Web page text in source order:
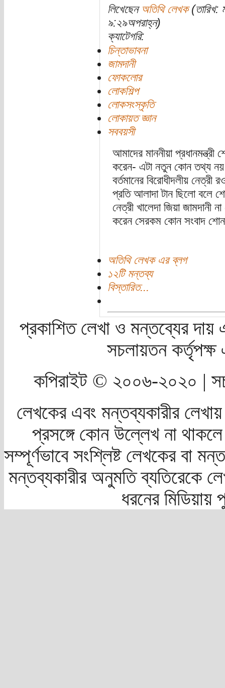
লিখেছেন অতিথি লেখক(তারিখ:
৯:২৯অপরাহ্ন)
ক্যাটেগরি:
চিন্তাভাবনা
জামদানী
ফোকলোর
লোকশিল্প
লোকসংস্কৃতি
লোকায়ত জ্ঞান
সববয়সী
আমাদের মাননীয়া প্রধানমন্ত্রী
করেন- এটা নতুন কোন তথ্য
বর্তমানের বিরোধীদলীয় নেত্রী
প্রতি আলাদা টান ছিলো বলে
নেত্রী খালেদা জিয়া জামদানী
করেন সেরকম কোন সংবাদ শোনা
অতিথি লেখক এর ব্লগ
১২টি মন্তব্য
বিস্তারিত...
প্রকাশিত লেখা ও মন্তব্যের দায়
সচলায়তন
কপিরাইট © ২০০৬-২০২০ |
লেখকের এবং মন্তব্যকারীর
প্রসঙ্গে কোন উল্লেখ না
সম্পূর্ণভাবে সংশ্লিষ্ট লেখকের বা
মন্তব্যকারীর অনুমতি ব্যতিরেকে
ধরনের মিডিয়ায়